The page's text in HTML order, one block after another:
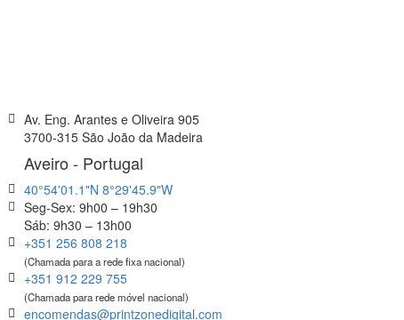
Av. Eng. Arantes e Oliveira 905
3700-315 São João da Madeira
Aveiro - Portugal
40°54'01.1"N 8°29'45.9"W
Seg-Sex: 9h00 – 19h30
Sáb: 9h30 – 13h00
+351 256 808 218
(Chamada para a rede fixa nacional)
+351 912 229 755
(Chamada para rede móvel nacional)
encomendas@printzonedigital.com